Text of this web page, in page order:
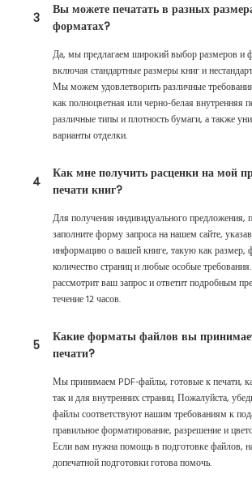
3
Вы можете печатать в разных
форматах?
Да, мы предлагаем широкий выбор размеров и
включая стандартные размеры книг и
Мы можем удовлетворить различные
как полноцветная или черно-белая внутренняя
различные типы и плотность бумаги, а также
варианты отделки.
4
Как мне получить расценки на мой
печати книг?
Для получения индивидуального предложения,
заполните форму запроса на нашем сайте,
информацию о вашей книге, такую ​​как размер,
количество страниц и любые особые
рассмотрит ваш запрос и ответит подробным
течение 12 часов.
5
Какие форматы файлов вы
печати?
Мы принимаем PDF-файлы, готовые к печати,
так и для внутренних страниц. Пожалуйста,
файлы соответствуют нашим требованиям к
правильное форматирование, разрешение и
Если вам нужна помощь в подготовке файлов,
допечатной подготовки готова помочь.